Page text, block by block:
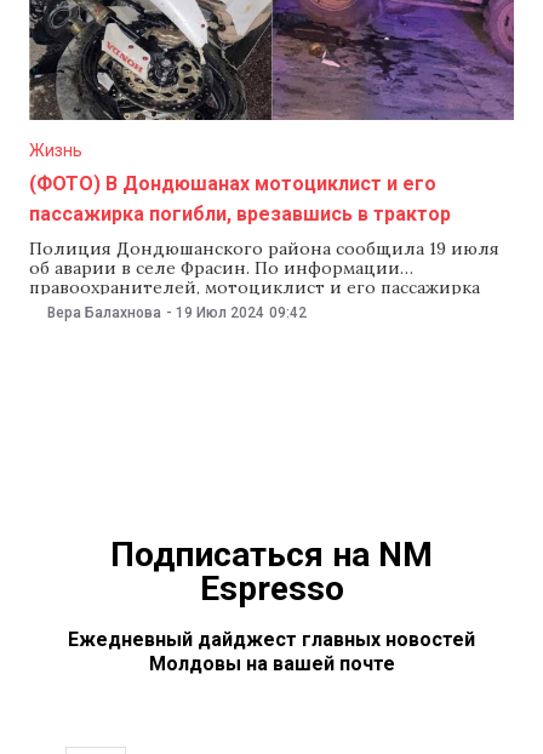
Жизнь
(ФОТО) В Дондюшанах мотоциклист и его
пассажирка погибли, врезавшись в трактор
Полиция Дондюшанского района сообщила 19 июля
об аварии в селе Фрасин. По информации
правоохранителей, мотоциклист и его пассажирка
врезались в трактор. Оба погибли на месте. В
полиции рассказали, что авария произошла ночью 18
Вера Балахнова - 19 Июл 2024 09:42
Подписаться на NM
Espresso
Ежедневный дайджест главных новостей
Молдовы на вашей почте